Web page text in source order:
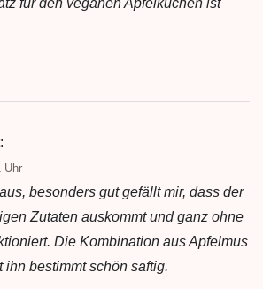
Uhr
besonders gut gefällt mir, dass der
Zutaten auskommt und ganz ohne
Die Kombination aus Apfelmus
ihn bestimmt schön saftig.